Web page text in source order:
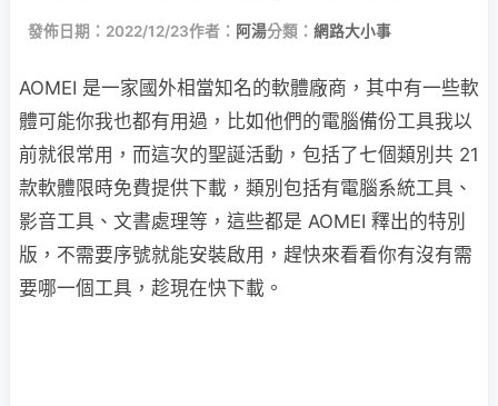
發佈日期：2022/12/23作者： 阿湯分類： 網路大小事
AOMEI 是一家國外相當知名的軟體廠商，其中有一些軟
體可能你我也都有用過，比如他們的電腦備份工具我以
前就很常用，而這次的聖誕活動，包括了七個類別共 21
款軟體限時免費提供下載，類別包括有電腦系統工具、
影音工具、文書處理等，這些都是 AOMEI 釋出的特別
版，不需要序號就能安裝啟用，趕快來看看你有沒有需
要哪一個工具，趁現在快下載。